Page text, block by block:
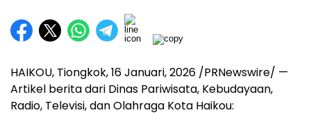
HAIKOU, Tiongkok,16 Januari, 2026 /PRNewswire/ —
Artikel berita dari Dinas Pariwisata, Kebudayaan,
Radio, Televisi, dan Olahraga Kota Haikou: